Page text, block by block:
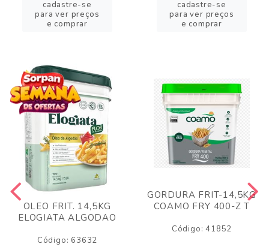
cadastre-se
para ver preços
e comprar
cadastre-se
para ver preços
e comprar
OLEO FRIT. 14,5KG
ELOGIATA ALGODAO
Código: 63632
GORDURA FRIT-14,5KG
COAMO FRY 400-Z T
Código: 41852